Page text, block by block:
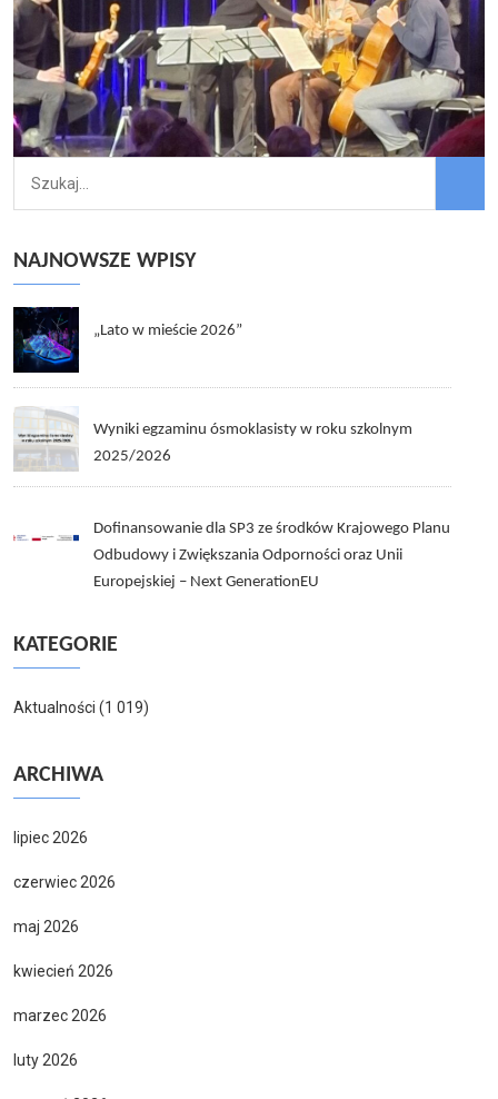
NAJNOWSZE WPISY
„Lato w mieście 2026”
Wyniki egzaminu ósmoklasisty w roku szkolnym
2025/2026
Dofinansowanie dla SP3 ze środków Krajowego Planu
Odbudowy i Zwiększania Odporności oraz Unii
Europejskiej – Next GenerationEU
KATEGORIE
Aktualności (1 019)
ARCHIWA
lipiec 2026
czerwiec 2026
maj 2026
kwiecień 2026
marzec 2026
luty 2026